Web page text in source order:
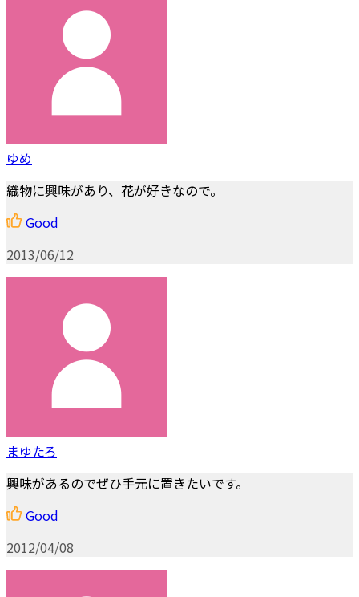
ゆめ
織物に興味があり、花が好きなので。
Good
2013/06/12
まゆたろ
興味があるのでぜひ手元に置きたいです。
Good
2012/04/08